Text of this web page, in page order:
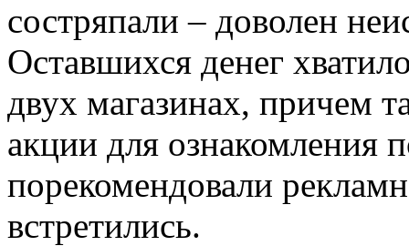
состряпали – доволен
Оставшихся денег
двух магазинах, причем
акции для ознакомления
порекомендовали
встретились.